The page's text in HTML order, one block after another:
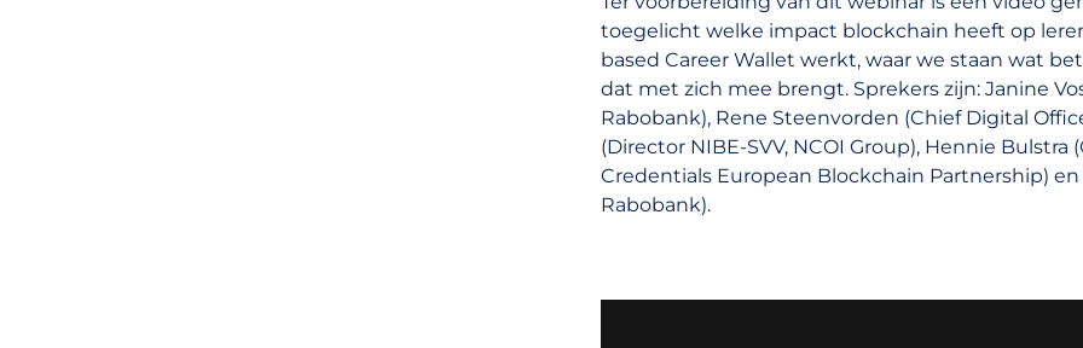
toegelicht welke impact blockchain heeft op
based Career Wallet werkt, waar we staan wat
dat met zich mee brengt. Sprekers zijn: Janine
Rabobank), Rene Steenvorden (Chief Digital
(Director NIBE-SVV, NCOI Group), Hennie
Credentials European Blockchain Partnership)
Rabobank).